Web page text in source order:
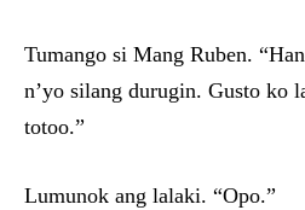
Tumango si Mang Ruben.
n’yo silang durugin. Gusto ko
totoo.”
Lumunok ang lalaki. “Opo.”